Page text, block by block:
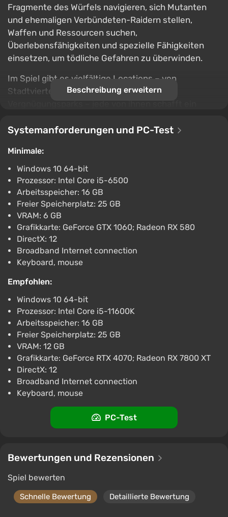
Fragmente des Würfels navigieren, sich Mutanten
und ehemaligen Verbündeten-Raidern stellen,
Waffen und Ressourcen suchen,
Überlebensfähigkeiten und spezielle Fähigkeiten
einsetzen, um tödliche Gefahren zu überwinden.
Im Spiel gibt es vielfältige Locations – von
Stadtvierteln bis hin zu Pyramiden und
Cinderfall“ kann der Spieler mit Überlebenden
Geheimnisse des Erscheinens des Würfels
aufdecken, um ein Verständnis dafür zu entwickeln,
was er tatsächlich erreichen will. Das Spiel
kombiniert spannende Nahkämpfe, die Erkundung
einer unvorhersehbaren Welt und
Überlebenselemente, bei denen jede Entscheidung
entscheidend sein kann.
Beschreibung erweitern
Systemanforderungen und PC-Test
Minimale:
Windows 10 64-bit
Prozessor: Intel Core i5-6500
Arbeitsspeicher: 16 GB
Freier Speicherplatz: 25 GB
VRAM: 6 GB
Grafikkarte: GeForce GTX 1060; Radeon RX 580
DirectX: 12
Broadband Internet connection
Keyboard, mouse
Empfohlen:
Windows 10 64-bit
Prozessor: Intel Core i5-11600K
Arbeitsspeicher: 16 GB
Freier Speicherplatz: 25 GB
VRAM: 12 GB
Grafikkarte: GeForce RTX 4070; Radeon RX 7800 XT
DirectX: 12
Broadband Internet connection
Keyboard, mouse
PC-Test
Bewertungen und Rezensionen
Spiel bewerten
Schnelle Bewertung Detaillierte Bewertung